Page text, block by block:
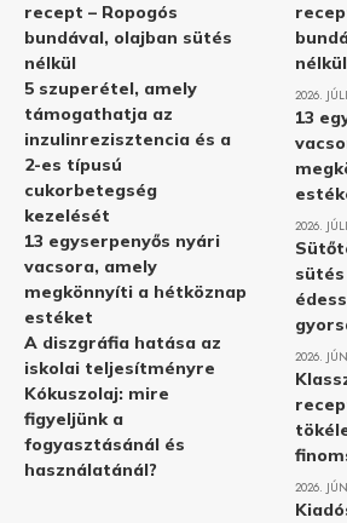
recept – Ropogós
bundával, olajban sütés
nélkül
5 szuperétel, amely
támogathatja az
inzulinrezisztencia és a
2-es típusú
cukorbetegség
kezelését
13 egyserpenyős nyári
vacsora, amely
megkönnyíti a hétköznap
estéket
A diszgráfia hatása az
iskolai teljesítményre
Kókuszolaj: mire
figyeljünk a
fogyasztásánál és
használatánál?
nélkül
2026.
13
2026.
2026.
2026.